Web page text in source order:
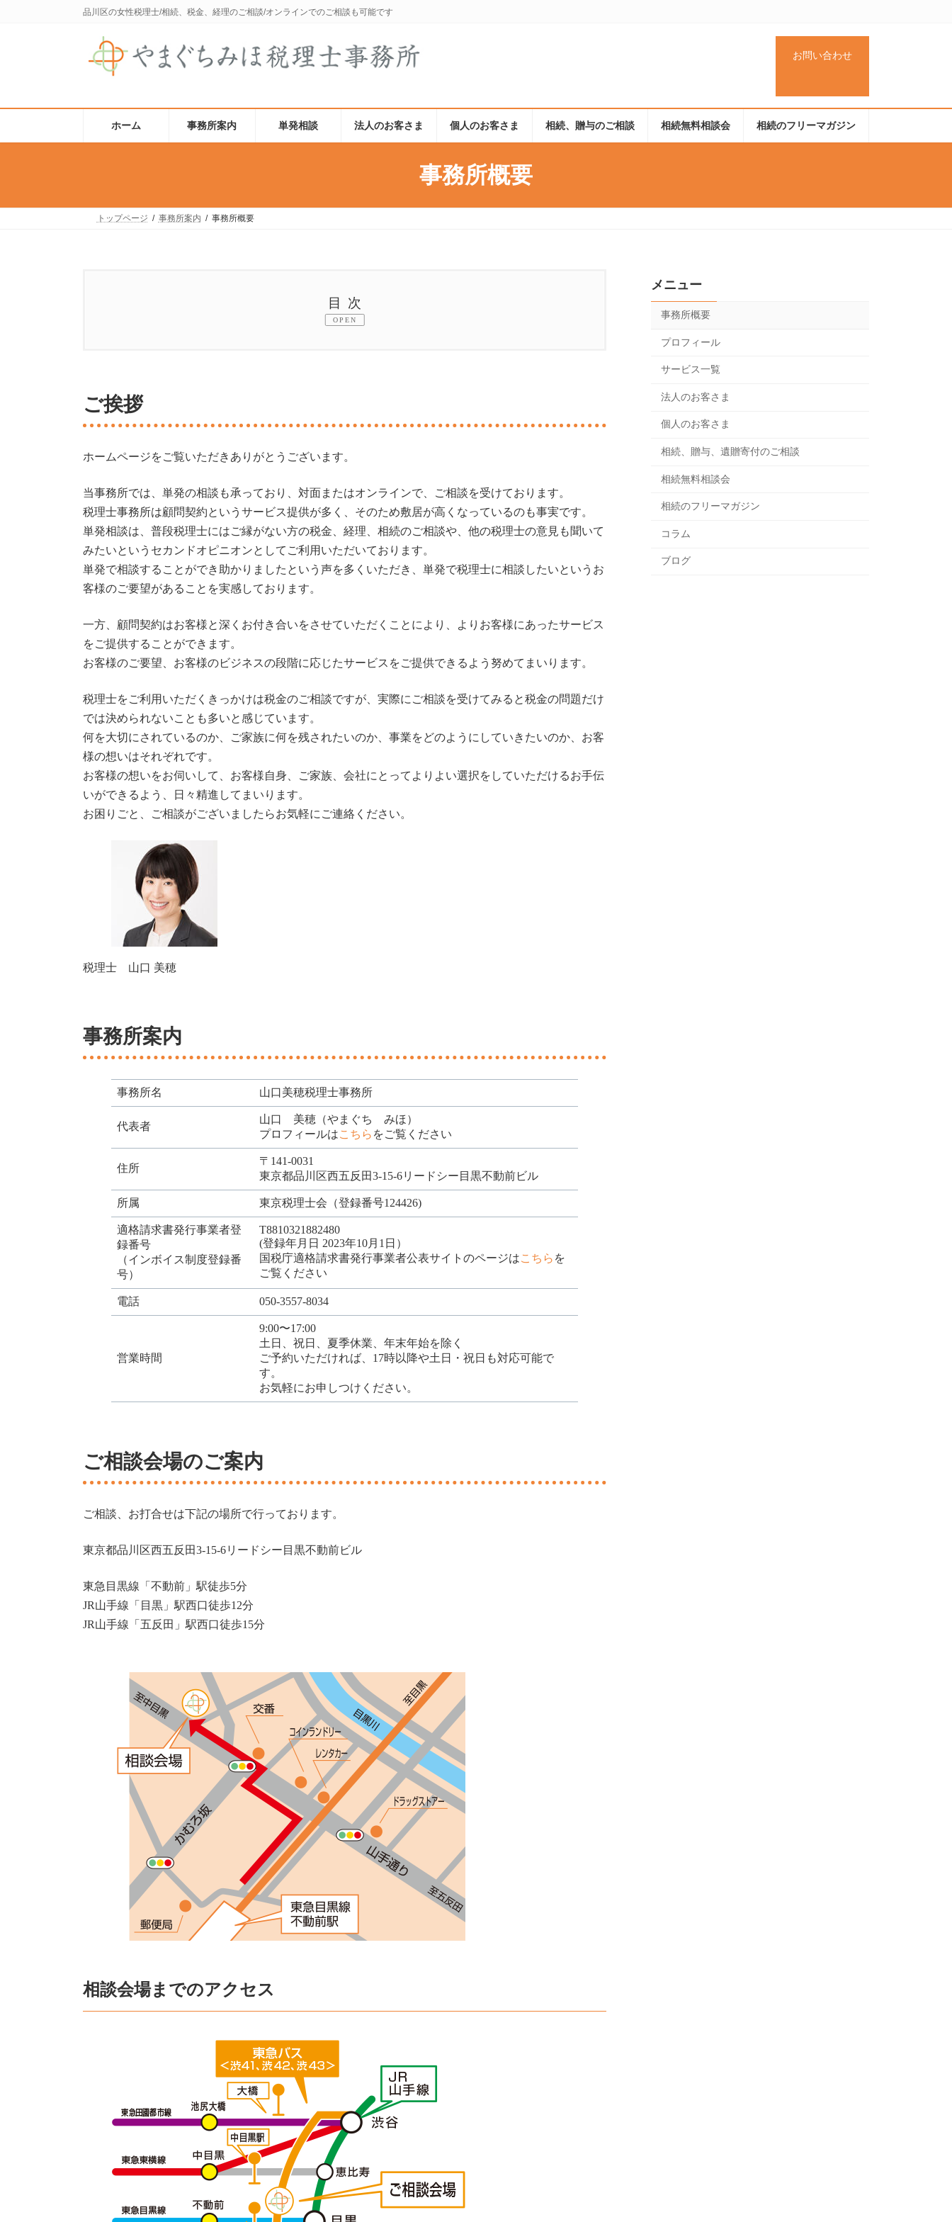
キ
プ
に
動
品川区の女性税理士/相続、税金、経理のご相談/オンラインでのご相談も可能です
お問い合わせ
ン
ク
ホーム 事務所案内 単発相談 法人のお客さま 個人のお客さま 相続、贈与のご相談 相続無料相談会 相続のフリーマガジン
事務所概要
トップページ 事務所案内 事務所概要
目次
OPEN
3.ご相談会場のご案内
4.事務所の特徴
4.1. 代表税理士がすべてのお客さまの対応をします
4.2. お客さまのお話を丁寧に伺います
4.4. お客さまが納得して前へ進むお手伝いをいたします
4.6. 得意な分野
4.7. 単発（スポット）でも相談できます
5.事務所のロゴについて
ご挨拶
ホームページをご覧いただきありがとうございます。
当事務所では、単発の相談も承っており、対面またはオンラインで、ご相談を受けております。
税理士事務所は顧問契約というサービス提供が多く、そのため敷居が高くなっているのも事実です。
単発相談は、普段税理士にはご縁がない方の税金、経理、相続のご相談や、他の税理士の意見も聞いて
みたいというセカンドオピニオンとしてご利用いただいております。
単発で相談することができ助かりましたという声を多くいただき、単発で税理士に相談したいというお
客様のご要望があることを実感しております。
一方、顧問契約はお客様と深くお付き合いをさせていただくことにより、よりお客様にあったサービス
をご提供することができます。
お客様のご要望、お客様のビジネスの段階に応じたサービスをご提供できるよう努めてまいります。
税理士をご利用いただくきっかけは税金のご相談ですが、実際にご相談を受けてみると税金の問題だけ
では決められないことも多いと感じています。
何を大切にされているのか、ご家族に何を残されたいのか、事業をどのようにしていきたいのか、お客
様の想いはそれぞれです。
お客様の想いをお伺いして、お客様自身、ご家族、会社にとってよりよい選択をしていただけるお手伝
いができるよう、日々精進してまいります。
お困りごと、ご相談がございましたらお気軽にご連絡ください。
税理士 山口 美穂
事務所案内
事務所名 山口美穂税理士事務所
代表者
山口 美穂（やまぐち みほ）
プロフィールはこちら をご覧ください
住所
〒141-0031
東京都品川区西五反田3-15-6リードシー目黒不動前ビル
所属 東京税理士会（登録番号124426)
適格請求書発行事業者登
録番号
（インボイス制度登録番
号）
T8810321882480
(登録年月日 2023年10月1日）
国税庁適格請求書発行事業者公表サイトのページはこちら を
ご覧ください
電話 050-3557-8034
営業時間
9:00〜17:00
土日、祝日、夏季休業、年末年始を除く
ご予約いただければ、17時以降や土日・祝日も対応可能で
す。
お気軽にお申しつけください。
ご相談会場のご案内
ご相談、お打合せは下記の場所で行っております。
東京都品川区西五反田3-15-6リードシー目黒不動前ビル
東急目黒線「不動前」駅徒歩5分
JR山手線「目黒」駅西口徒歩12分
JR山手線「五反田」駅西口徒歩15分
相談会場までのアクセス
メニュー
事務所概要
プロフィール
サービス一覧
法人のお客さま
個人のお客さま
相続、贈与、遺贈寄付のご相談
相続無料相談会
相続のフリーマガジン
コラム
ブログ